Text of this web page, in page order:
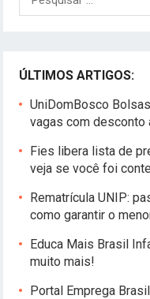
por:
ÚLTIMOS ARTIGOS:
UniDomBosco
vagas com desconto
Fies libera lista de
veja se você foi
Rematrícula UNIP:
como garantir o
Educa Mais Brasil
muito mais!
Portal Emprega